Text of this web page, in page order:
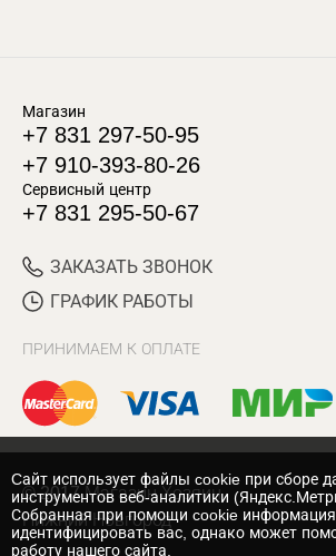
Магазин
+7 831 297-50-95
+7 910-393-80-26
Сервисный центр
+7 831 295-50-67
ЗАКАЗАТЬ ЗВОНОК
ГРАФИК РАБОТЫ
ПРИНИМАЕМ К ОПЛАТЕ
© 2017 Магазин Хозяин
Нижний Новгород
Cайт использует файлы cookie при сборе
инструментов веб-аналитики
Собранная при помощи cookie
идентифицировать вас, однако может
работу нашего сайта.